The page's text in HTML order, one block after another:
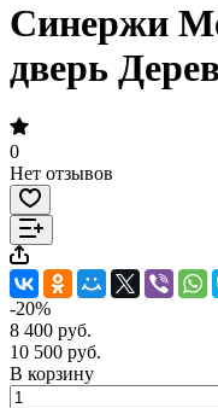
Синержи
дверь
0
Нет отзывов
-20%
8 400 руб.
10 500 руб.
В корзину